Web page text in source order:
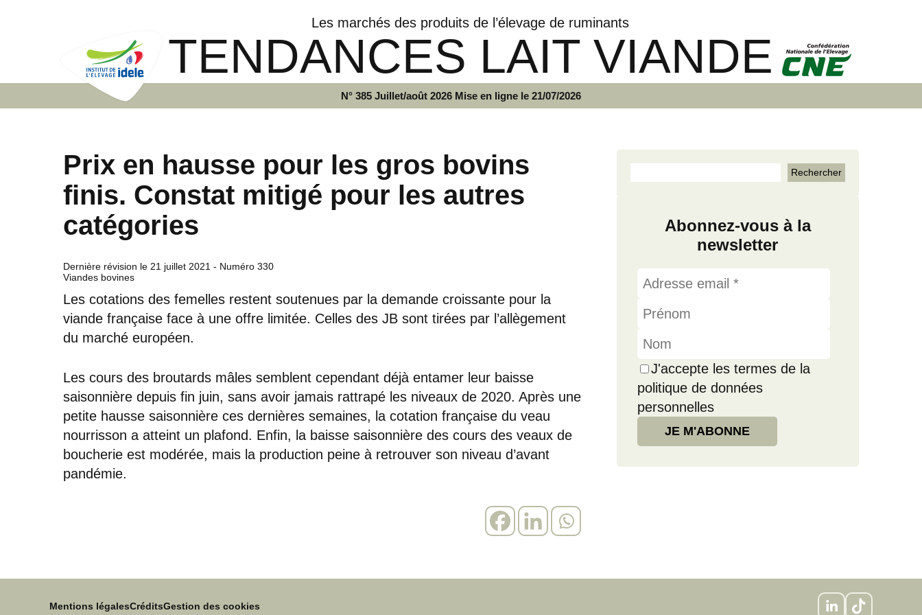
Les marchés des produits de l’élevage de ruminants
TENDANCES LAIT VIANDE
N° 385 Juillet/août 2026 Mise en ligne le 21/07/2026
Prix en hausse pour les gros bovins
finis. Constat mitigé pour les autres
catégories
Dernière révision le 21 juillet 2021 - Numéro 330
Viandes bovines
Les cotations des femelles restent soutenues par la demande croissante pour la
viande française face à une offre limitée. Celles des JB sont tirées par l’allègement
du marché européen.
Les cours des broutards mâles semblent cependant déjà entamer leur baisse
saisonnière depuis fin juin, sans avoir jamais rattrapé les niveaux de 2020. Après une
petite hausse saisonnière ces dernières semaines, la cotation française du veau
nourrisson a atteint un plafond. Enfin, la baisse saisonnière des cours des veaux de
boucherie est modérée, mais la production peine à retrouver son niveau d’avant
pandémie.
Abonnez-vous à la
newsletter
J'accepte les termes de la
politique de données
personnelles
Mentions légalesCréditsGestion des cookies